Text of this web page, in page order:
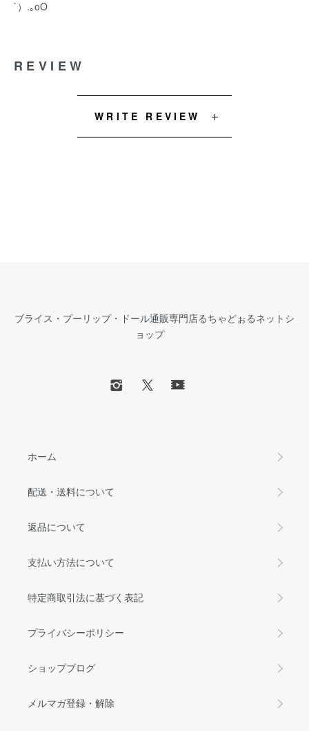
`）.｡oO
REVIEW
WRITE REVIEW
ブライス・プーリップ・ドール通販専門店るちゃどぉるネットシ
ョップ
ホーム
配送・送料について
返品について
支払い方法について
特定商取引法に基づく表記
プライバシーポリシー
ショップブログ
メルマガ登録・解除